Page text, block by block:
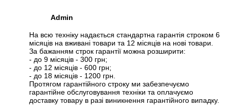
Admin
На всю техніку надається стандартна гарантія строком 6
місяців на вживані товари та 12 місяців на нові товари.
За бажанням строк гарантії можна розширити:
- до 9 місяців - 300 грн;
- до 12 місяців - 600 грн;
- до 18 місяців - 1200 грн.
Протягом гарантійного строку ми забезпечуємо
гарантійне обслуговування техніки та оплачуємо
доставку товару в разі виникнення гарантійного випадку.